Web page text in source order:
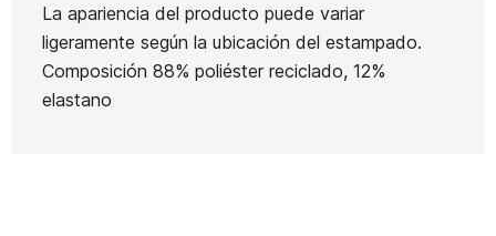
La apariencia del producto puede variar
ligeramente según la ubicación del estampado.
Composición 88% poliéster reciclado, 12%
elastano